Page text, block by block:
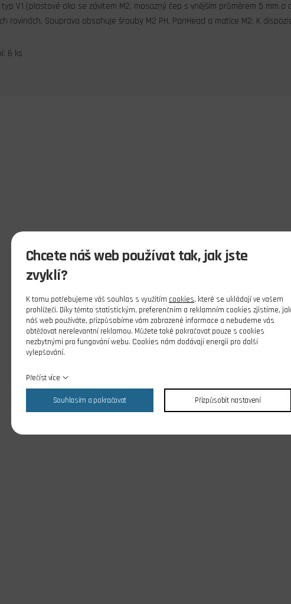
typ V1 (plastové oko se závitem M2, mosazný čep s vnějším průměrem 5 mm
rovinách. Souprava obsahuje šrouby M2 PH, PanHead a matice M2. K
6 ks
Chcete náš web používat tak, jak jste
zvyklí?
K tomu potřebujeme váš souhlas s využitím cookies, které se ukládají ve vašem
prohlížeči. Díky těmto statistickým, preferenčním a reklamním cookies zjistíme, jak
náš web používáte, přizpůsobíme vám zobrazené informace a nebudeme vás
obtěžovat nerelevantní reklamou. Můžete také pokračovat pouze s cookies
nezbytnými pro fungování webu. Cookies nám dodávají energii pro další
vylepšování.
Přečíst více
Souhlasím a pokračovat Přizpůsobit nastavení